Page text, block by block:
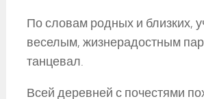
По словам родных и близких,
веселым, жизнерадостным
танцевал.
Всей деревней с почестями